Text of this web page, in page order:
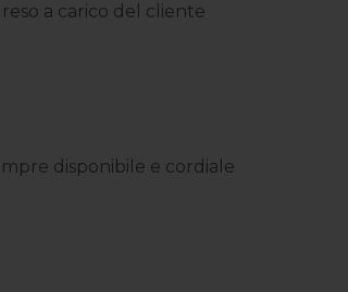
a carico del cliente
disponibile e cordiale